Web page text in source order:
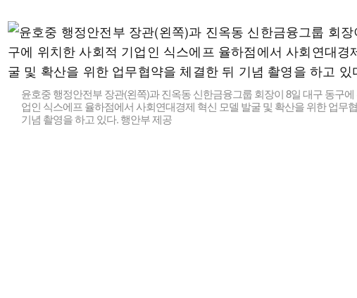
윤호중 행정안전부 장관(왼쪽)과 진옥동 신한금융그룹 회장이 8일 대구 동구
업인 식스에프 율하점에서 사회연대경제 혁신 모델 발굴 및 확산을 위한 업무
기념 촬영을 하고 있다. 행안부 제공